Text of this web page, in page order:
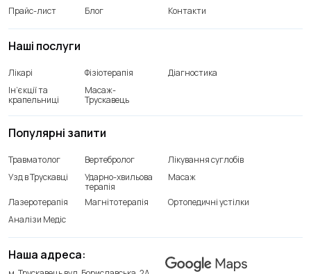
Прайс-лист
Блог Контакти
Наші послуги
Лікарі Фізіотерапія
Діагностика
Ін’єкції та
крапельниці
Масаж-
Трускавець
Наша адреса:
Популярні запити
Травматолог Вертебролог
Лікування суглобів
Узд в Трускавці
Ударно-хвильова
терапія
Масаж
Лазеротерапія Магнітотерапія
Ортопедичні устілки
Аналізи Медіс